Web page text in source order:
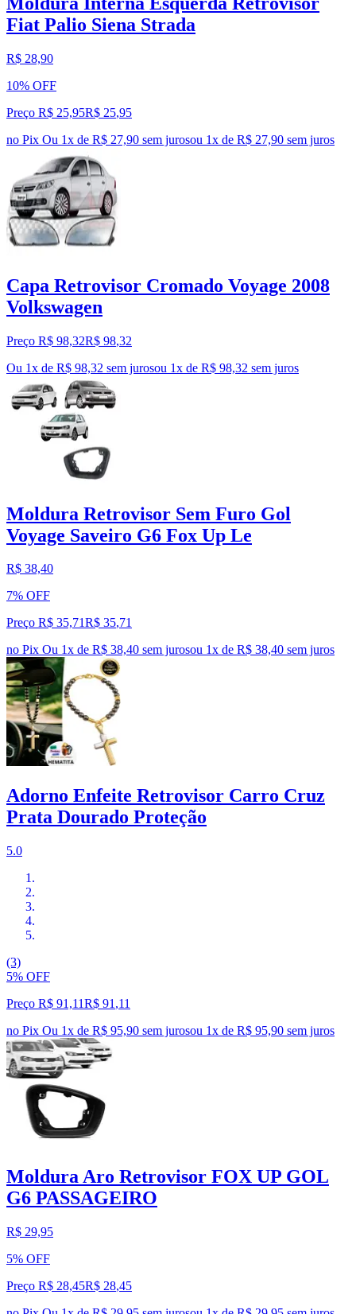
Fiat Palio Siena Strada
R$ 28,90
10% OFF
Preço R$ 25,95R$ 25,95
no Pix Ou 1x de R$ 27,90 sem jurosou 1x de R$ 27,90 sem juros
Capa Retrovisor Cromado Voyage 2008
Volkswagen
Preço R$ 98,32R$ 98,32
Ou 1x de R$ 98,32 sem jurosou 1x de R$ 98,32 sem juros
Moldura Retrovisor Sem Furo Gol
Voyage Saveiro G6 Fox Up Le
R$ 38,40
7% OFF
Preço R$ 35,71R$ 35,71
no Pix Ou 1x de R$ 38,40 sem jurosou 1x de R$ 38,40 sem juros
Adorno Enfeite Retrovisor Carro Cruz
Prata Dourado Proteção
5.0
(3)
5% OFF
Preço R$ 91,11R$ 91 ,11
no Pix Ou 1x de R$ 95,90 sem jurosou 1x de R$ 95,90 sem juros
Moldura Aro Retrovisor FOX UP GOL
G6 PASSAGEIRO
R$ 29,95
5% OFF
Preço R$ 28,45R$ 28,45